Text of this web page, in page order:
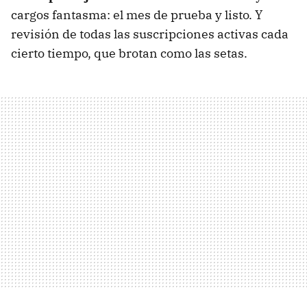
cargos fantasma: el mes de prueba y listo. Y
revisión de todas las suscripciones activas cada
cierto tiempo, que brotan como las setas.